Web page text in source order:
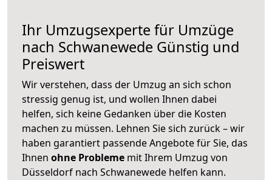
Ihr Umzugsexperte für Umzüge
nach Schwanewede Günstig und
Preiswert
Wir verstehen, dass der Umzug an sich schon
stressig genug ist, und wollen Ihnen dabei
helfen, sich keine Gedanken über die Kosten
machen zu müssen. Lehnen Sie sich zurück – wir
haben garantiert passende Angebote für Sie, das
Ihnen ohne Probleme mit Ihrem Umzug von
Düsseldorf nach Schwanewede helfen kann.